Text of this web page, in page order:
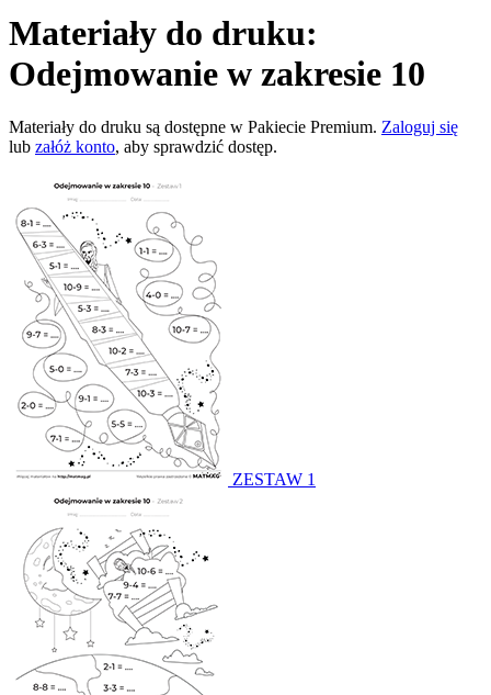
Materiały do druku:
Odejmowanie w zakresie 10
Materiały do druku są dostępne w Pakiecie Premium. Zaloguj się
lub załóż konto, aby sprawdzić dostęp.
ZESTAW 1